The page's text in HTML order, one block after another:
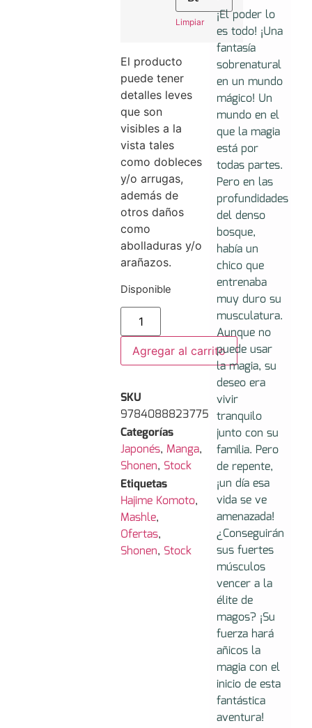
Limpiar
El producto
puede tener
detalles leves
que son
visibles a la
vista tales
como dobleces
y/o arrugas,
además de
otros daños
como
abolladuras y/o
arañazos.
Disponible
Agregar al carrito
SKU
9784088823775
Categorías
Japonés, Manga,
Shonen, Stock
Etiquetas
Hajime Komoto,
Mashle,
Ofertas,
Shonen, Stock
¡El poder lo
es todo! ¡Una
fantasía
sobrenatural
en un mundo
mágico! Un
mundo en el
que la magia
está por
todas partes.
Pero en las
profundidades
del denso
bosque,
había un
chico que
entrenaba
muy duro su
musculatura.
Aunque no
puede usar
la magia, su
deseo era
vivir
tranquilo
junto con su
familia. Pero
de repente,
¡un día esa
vida se ve
amenazada!
¿Conseguirán
sus fuertes
músculos
vencer a la
élite de
magos? ¡Su
fuerza hará
añicos la
magia con el
inicio de esta
fantástica
aventura!